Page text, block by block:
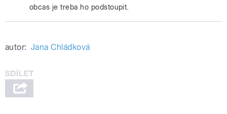
obcas je treba ho podstoupit.
autor: Jana Chládková